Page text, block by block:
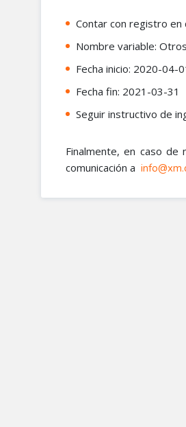
Contar con registro en
Nombre variable:
Fecha inicio: 2020-04-
Fecha fin: 2021-03-31
Seguir instructivo de
Finalmente, en caso
comunicación a